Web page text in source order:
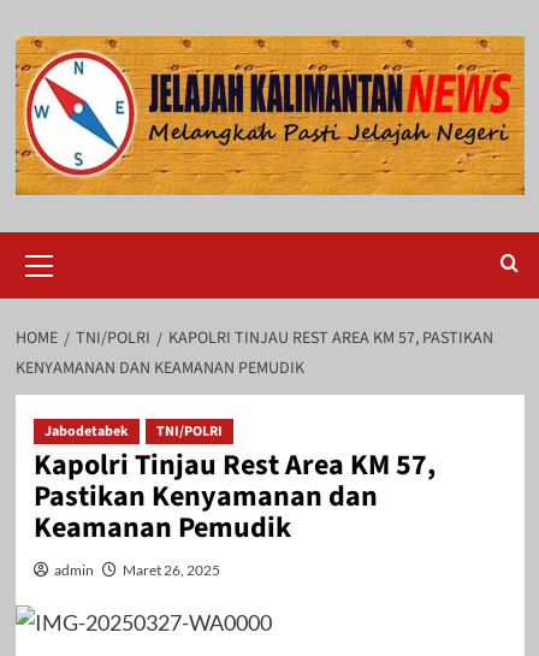
to
content
Menu
HOME TNI/POLRI
KAPOLRI TINJAU REST AREA KM 57, PASTIKAN
KENYAMANAN DAN KEAMANAN PEMUDIK
Jabodetabek TNI/POLRI
Kapolri Tinjau Rest Area KM 57,
Pastikan Kenyamanan dan
Keamanan Pemudik
admin Maret 26, 2025